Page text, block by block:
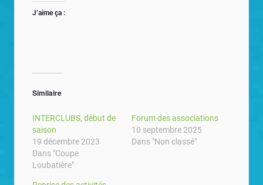
J’aime ça :
Similaire
INTERCLUBS, début de
saison
19 décembre 2023
Dans "Coupe
Loubatière"
Forum des associations
10 septembre 2025
Dans "Non classé"